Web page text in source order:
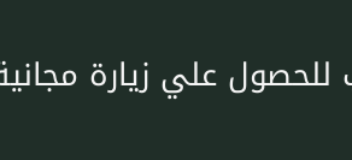
علي زيارة